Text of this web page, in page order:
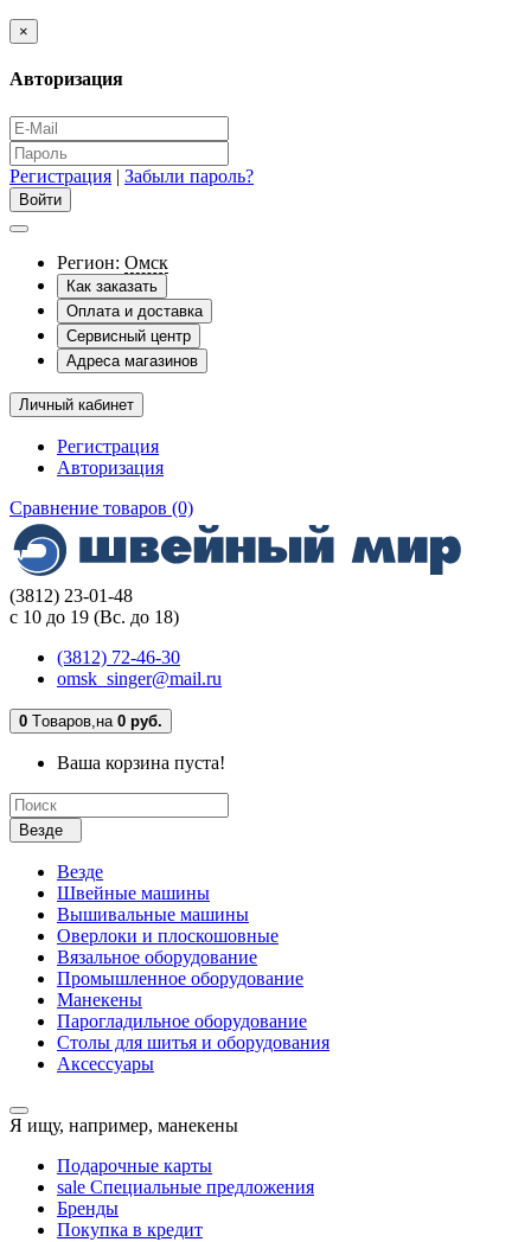
×
Авторизация
Регистрация | Забыли пароль?
Регион: Омск
Как заказать
Оплата и доставка
Сервисный центр
Адреса магазинов
Личный кабинет
Регистрация
Авторизация
Сравнение товаров (0)
(3812) 23-01-48
с 10 до 19 (Вс. до 18)
(3812) 72-46-30
omsk_singer@mail.ru
0 Tоваров,на 0 руб.
Ваша корзина пуста!
Везде
Везде
Швейные машины
Вышивальные машины
Оверлоки и плоскошовные
Вязальное оборудование
Промышленное оборудование
Манекены
Парогладильное оборудование
Столы для шитья и оборудования
Аксессуары
Я ищу, например, манекены
Подарочные карты
sale Специальные предложения
Бренды
Покупка в кредит